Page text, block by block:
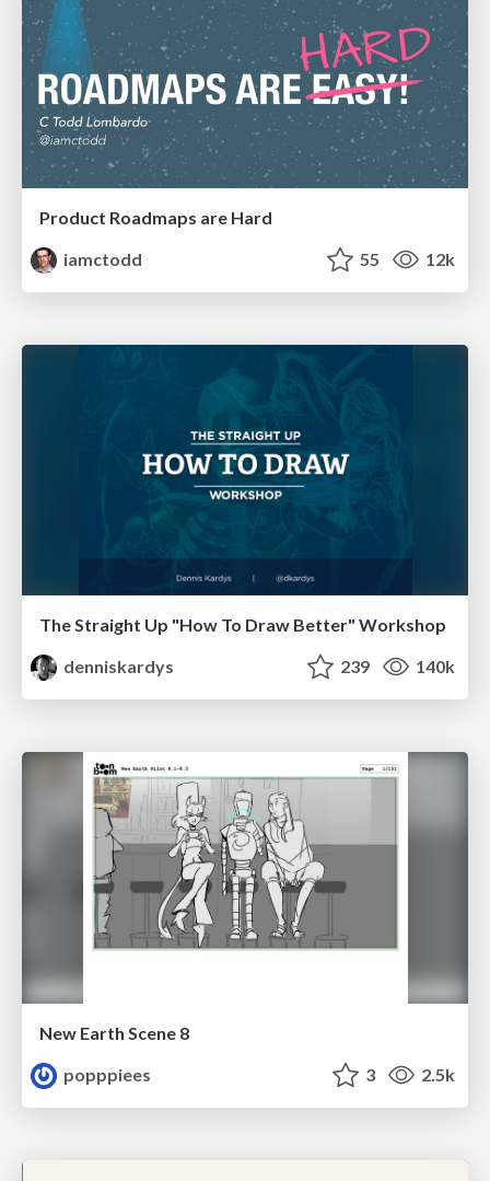
Product Roadmaps are Hard
iamctodd
55 12k
The Straight Up "How To Draw Better" Workshop
denniskardys
239 140k
New Earth Scene 8
popppiees
3 2.5k